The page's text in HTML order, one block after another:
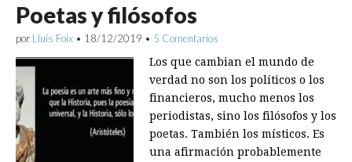
Poetas y filósofos
por Lluís Foix • 18/12/2019 • 5 Comentarios
Los que cambian el mundo de
verdad no son los políticos o los
financieros, mucho menos los
periodistas, sino los filósofos y los
poetas. También los místicos. Es
una afirmación probablemente